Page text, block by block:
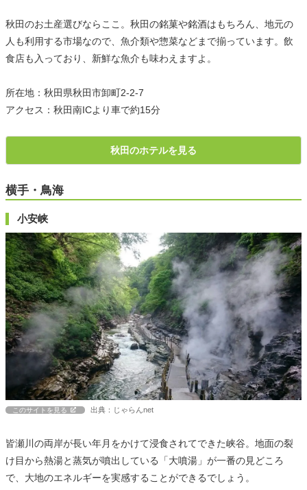
秋田のお土産選びならここ。秋田の銘菓や銘酒はもちろん、地元の
人も利用する市場なので、魚介類や惣菜などまで揃っています。飲
食店も入っており、新鮮な魚介も味わえますよ。
所在地：秋田県秋田市卸町2-2-7
アクセス：秋田南ICより車で約15分
秋田のホテルを見る
横手・鳥海
小安峡
このサイトを見る 出典：じゃらんnet
皆瀬川の両岸が長い年月をかけて浸食されてできた峡谷。地面の裂
け目から熱湯と蒸気が噴出している「大噴湯」が一番の見どころ
で、大地のエネルギーを実感することができるでしょう。